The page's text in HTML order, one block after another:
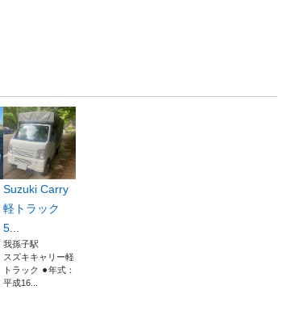
Suzuki Carry
軽トラック
5...
我孫子駅
スズキキャリー軽
トラック ⚫︎年式：
平成16...